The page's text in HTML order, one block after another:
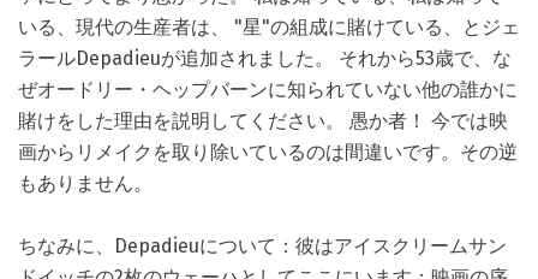
いる、現代の生産者は、 "星"の組成に賭けている、とジェ
ラールDepadieuが追加されました。 それから53歳で、な
ぜオードリー・ヘップバーンに知られていない他の誰かに
賭けをした理由を説明してください。 愚か者！ 今では映
画からリメイクを取り除いているのは間違いです。その逆
もありません。
ちなみに、Depadieuについて：彼はアイスクリームサン